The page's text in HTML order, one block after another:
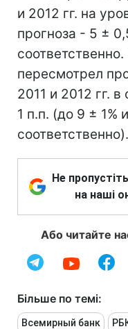
и 2012 гг. на
прогноза - 5 ±
пересмотрел
2011 и 2012 гг.
1 п.п. (до 9 ± 1%
соответственно).
Не
на наші
Або читайте
Більше по темі:
Всемирный банк